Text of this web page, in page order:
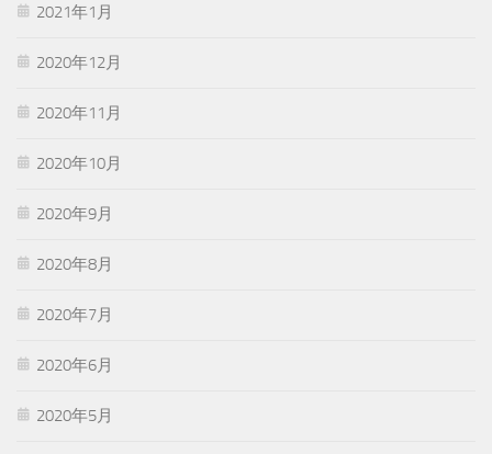
2021年1月
2020年12月
2020年11月
2020年10月
2020年9月
2020年8月
2020年7月
2020年6月
2020年5月